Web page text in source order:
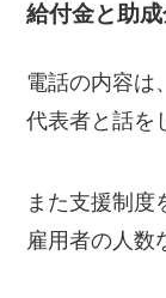
給付金と助
電話の内容は
代表者と話を
また支援制度
雇用者の人数